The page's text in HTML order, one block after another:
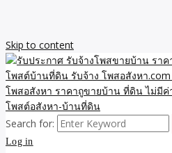
Skip to content
รับประกาศ รับ
รับจ้างโพสขายบ้าน ราคาถูก ประกาศ
หน้า โพสอสังหา รับจ้างโพสขายบ้านบริ
Search for:
Log in